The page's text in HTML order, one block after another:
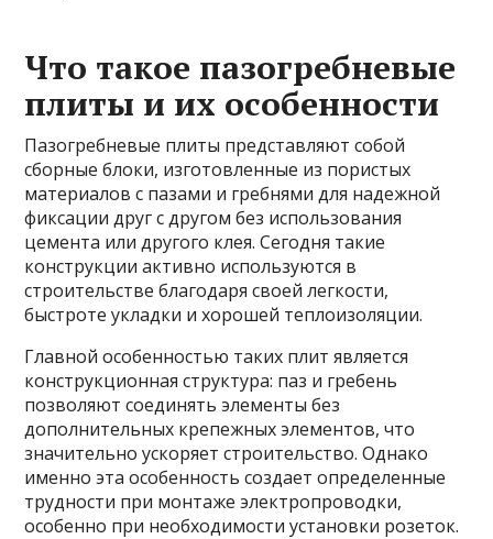
Что такое пазогребневые
плиты и их особенности
Пазогребневые плиты представляют собой
сборные блоки, изготовленные из пористых
материалов с пазами и гребнями для надежной
фиксации друг с другом без использования
цемента или другого клея. Сегодня такие
конструкции активно используются в
строительстве благодаря своей легкости,
быстроте укладки и хорошей теплоизоляции.
Главной особенностью таких плит является
конструкционная структура: паз и гребень
позволяют соединять элементы без
дополнительных крепежных элементов, что
значительно ускоряет строительство. Однако
именно эта особенность создает определенные
трудности при монтаже электропроводки,
особенно при необходимости установки розеток.